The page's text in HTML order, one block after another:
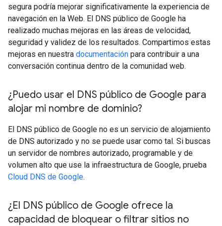
segura podría mejorar significativamente la experiencia de
navegación en la Web. El DNS público de Google ha
realizado muchas mejoras en las áreas de velocidad,
seguridad y validez de los resultados. Compartimos estas
mejoras en nuestra documentación para contribuir a una
conversación continua dentro de la comunidad web.
¿Puedo usar el DNS público de Google para
alojar mi nombre de dominio?
El DNS público de Google no es un servicio de alojamiento
de DNS autorizado y no se puede usar como tal. Si buscas
un servidor de nombres autorizado, programable y de
volumen alto que use la infraestructura de Google, prueba
Cloud DNS de Google.
¿El DNS público de Google ofrece la
capacidad de bloquear o filtrar sitios no